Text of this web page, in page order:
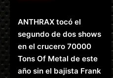
ANTHRAX tocó el
segundo de dos shows
en el crucero 70000
Tons Of Metal de este
año sin el bajista Frank